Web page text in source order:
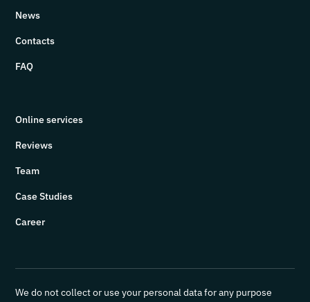
News
Contacts
FAQ
Online services
Reviews
Team
Case Studies
Career
We do not collect or use your personal data for any purpose